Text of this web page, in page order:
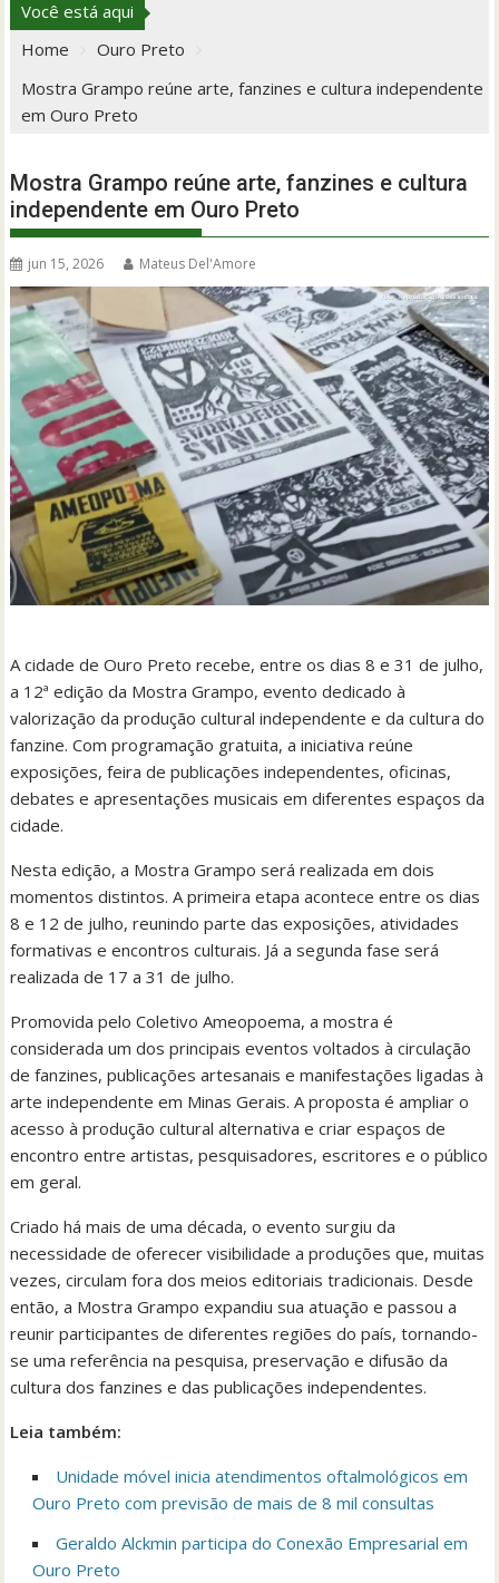
Você está aqui
Home
Ouro Preto
Mostra Grampo reúne arte, fanzines e cultura independente
em Ouro Preto
Mostra Grampo reúne arte, fanzines e cultura
independente em Ouro Preto
jun 15, 2026 Mateus Del'Amore
A cidade de Ouro Preto recebe, entre os dias 8 e 31 de julho,
a 12ª edição da Mostra Grampo, evento dedicado à
valorização da produção cultural independente e da cultura do
fanzine. Com programação gratuita, a iniciativa reúne
exposições, feira de publicações independentes, oficinas,
debates e apresentações musicais em diferentes espaços da
cidade.
Nesta edição, a Mostra Grampo será realizada em dois
momentos distintos. A primeira etapa acontece entre os dias
8 e 12 de julho, reunindo parte das exposições, atividades
formativas e encontros culturais. Já a segunda fase será
realizada de 17 a 31 de julho.
Promovida pelo Coletivo Ameopoema, a mostra é
considerada um dos principais eventos voltados à circulação
de fanzines, publicações artesanais e manifestações ligadas à
arte independente em Minas Gerais. A proposta é ampliar o
acesso à produção cultural alternativa e criar espaços de
encontro entre artistas, pesquisadores, escritores e o público
em geral.
Criado há mais de uma década, o evento surgiu da
necessidade de oferecer visibilidade a produções que, muitas
vezes, circulam fora dos meios editoriais tradicionais. Desde
então, a Mostra Grampo expandiu sua atuação e passou a
reunir participantes de diferentes regiões do país, tornando-
se uma referência na pesquisa, preservação e difusão da
cultura dos fanzines e das publicações independentes.
Leia também:
Unidade móvel inicia atendimentos oftalmológicos em
Ouro Preto com previsão de mais de 8 mil consultas
Geraldo Alckmin participa do Conexão Empresarial em
Ouro Preto